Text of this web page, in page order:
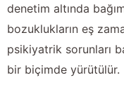
denetim altında
bozuklukların eş
psikiyatrik sorunları
bir biçimde yürütülür.